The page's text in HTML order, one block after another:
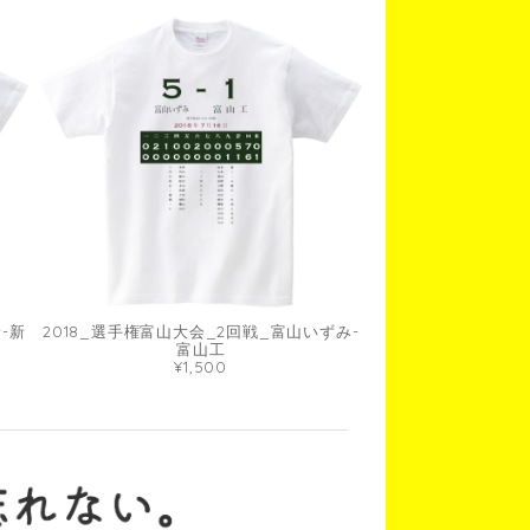
新
2018_選手権富山大会_2回戦_富山いずみ-
富山工
¥1,500